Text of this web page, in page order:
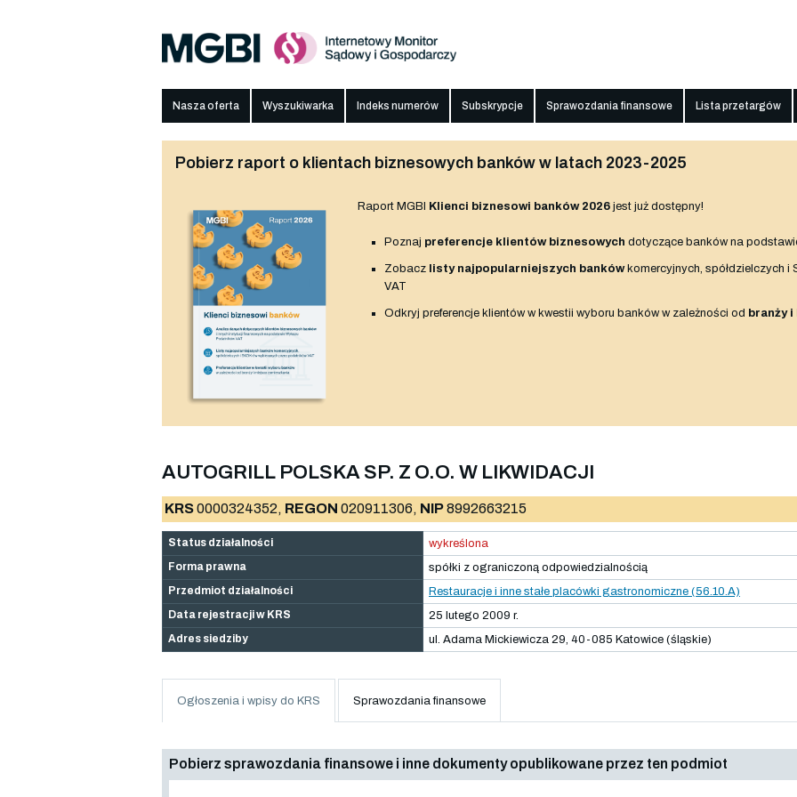
Nasza oferta Wyszukiwarka Indeks numerów Subskrypcje Sprawozdania finansowe Lista przetargów
Pobierz raport o klientach biznesowych banków w latach 2023-2025
Raport MGBI Klienci biznesowi banków 2026 jest już dostępny!
Poznaj preferencje klientów biznesowych dotyczące banków na
Zobacz listy najpopularniejszych bankówkomercyjnych, spółdzielczych i
VAT
Odkryj preferencje klientów w kwestii wyboru banków w zależności od branży
AUTOGRILL POLSKA SP. Z O.O. W LIKWIDACJI
KRS0000324352, REGON 020911306, NIP8992663215
Status działalności
wykreślona
Forma prawna
spółki z ograniczoną odpowiedzialnością
Przedmiot działalności
Restauracje i inne stałe placówki gastronomiczne (56.10.A)
Data rejestracji w KRS
25 lutego 2009 r.
Adres siedziby
ul. Adama Mickiewicza 29, 40-085 Katowice (śląskie)
Ogłoszenia i wpisy do KRS Sprawozdania finansowe
Pobierz sprawozdania finansowe i inne dokumenty opublikowane przez ten podmiot